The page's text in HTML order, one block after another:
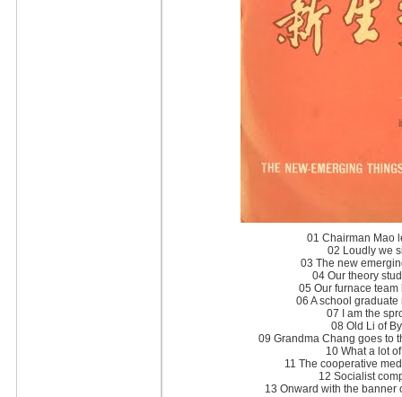
01 Chairman Mao
02 Loudly we
03 The new
04 Our theory
05 Our furnace
06 A school
07 I am the
08 Old Li of
09 Grandma Chang goes to
10 What a lot
11 The cooperative
12 Socialist
13 Onward with the